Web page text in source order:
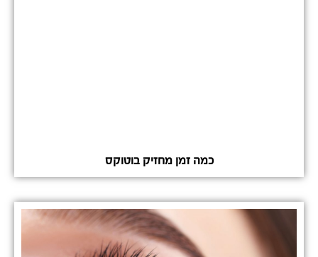
כמה זמן מחזיק בוטוקס